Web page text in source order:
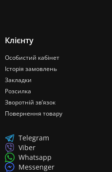
Клієнту
Особистий кабінет
Історія замовлень
Закладки
Розсилка
Зворотній зв’язок
Повернення товару
Telegram
Viber
Whatsapp
Messenger